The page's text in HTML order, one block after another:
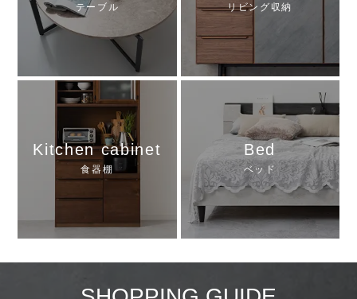
テーブル リビング収納
Kitchen cabinet
食器棚
Bed
ベッド